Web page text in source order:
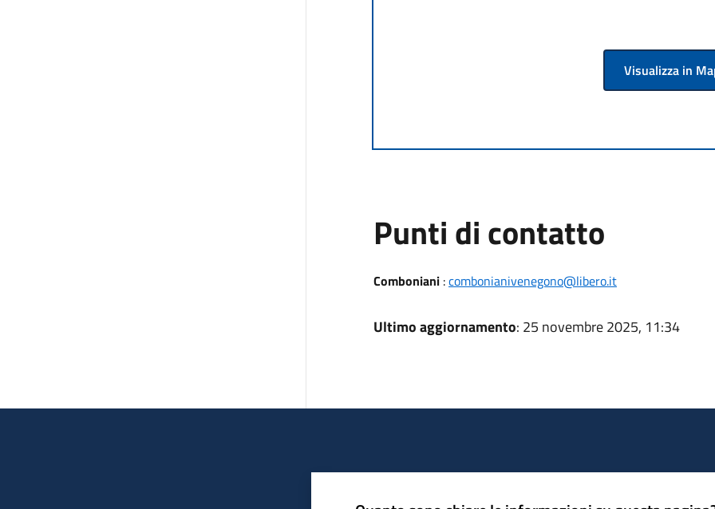
Visualizza in
Punti di contatto
Comboniani:combonianivenegono@libero.it
Ultimo aggiornamento: 25 novembre 2025, 11:34